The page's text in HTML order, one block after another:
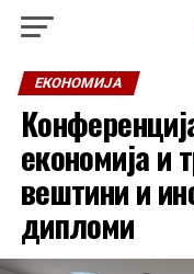
ЕКОНОМИЈА
економија и
вештини и
дипломи